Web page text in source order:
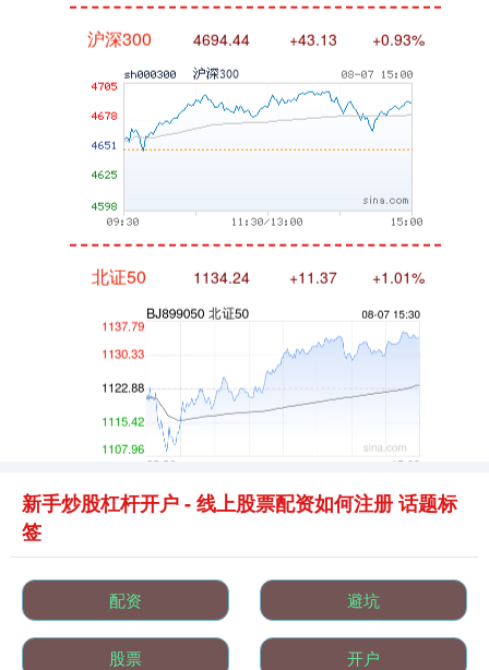
创业板指 3563.12 +47.56 +1.35%
新手炒股杠杆开户 - 线上股票配资如何注册 话题标
签
配资 避坑
股票 开户